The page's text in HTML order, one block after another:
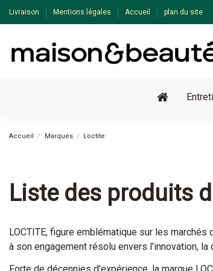
Livraison Mentions légales Accueil plan du site
Accueil Marques Loctite
Liste des produits
LOCTITE, figure emblématique sur les
à son engagement résolu envers l'innovation, la